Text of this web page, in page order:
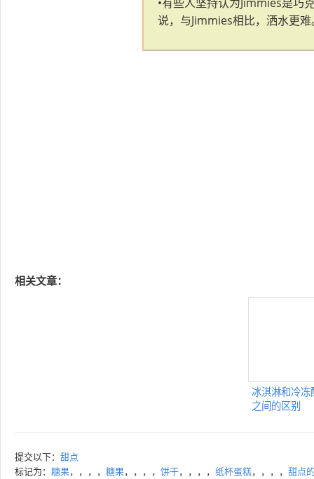
说，与Jimmies相比，洒水更难
相关文章：
冰淇淋和冷冻
之间的区别
提交以下： 甜点
标记为： 糖果，，，， 糖果，，，， 饼干，，，， 纸杯蛋糕，，，， 甜点